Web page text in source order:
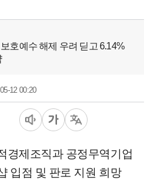
호예수 해제 우려 딛고 6.14%
12 00:20
경제조직과 공정무역기업
입점 및 판로 지원 희망